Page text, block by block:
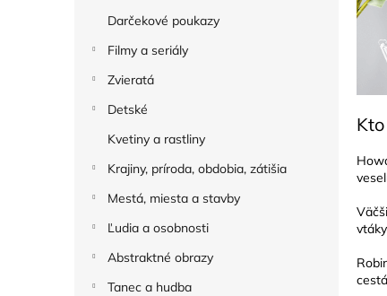
Darčekové poukazy
Filmy a seriály
Zvieratá
Detské
Kvetiny a rastliny
Krajiny, príroda, obdobia, zátišia
Mestá, miesta a stavby
Ľudia a osobnosti
Abstraktné obrazy
Tanec a hudba